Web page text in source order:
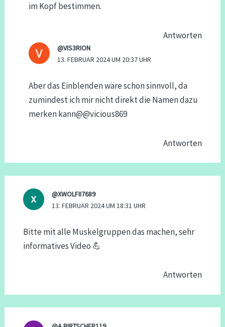
im Kopf bestimmen.
Antworten
@VIS3RION
13. FEBRUAR 2024 UM 20:37 UHR
Aber das Einblenden wäre schon sinnvoll, da
zumindest ich mir nicht direkt die Namen dazu
merken kann@@vicious869
Antworten
@XWOLFII7689
13. FEBRUAR 2024 UM 18:31 UHR
Bitte mit alle Muskelgruppen das machen, sehr
informatives Video 💪
Antworten